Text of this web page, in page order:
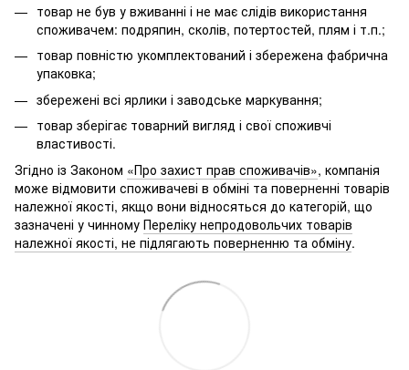
товар не був у вживанні і не має слідів використання
споживачем: подряпин, сколів, потертостей, плям і т.п.;
товар повністю укомплектований і збережена фабрична
упаковка;
збережені всі ярлики і заводське маркування;
товар зберігає товарний вигляд і свої споживчі
властивості.
Згідно із Законом «Про захист прав споживачів», компанія
може відмовити споживачеві в обміні та поверненні товарів
належної якості, якщо вони відносяться до категорій, що
зазначені у чинному Переліку непродовольчих товарів
належної якості, не підлягають поверненню та обміну.